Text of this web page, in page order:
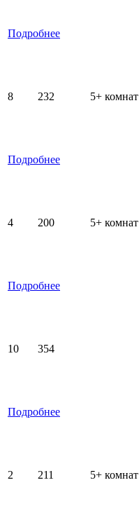
Подробнее
8 232 5+ комнат
Подробнее
4 200 5+ комнат
Подробнее
10 354
Подробнее
2 211 5+ комнат